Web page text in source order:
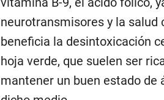
neurotransmisores y la salud
beneficia la desintoxicación
hoja verde, que suelen ser
mantener un buen estado de